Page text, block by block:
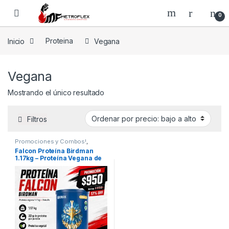
Saltar a la navegación
Saltar al contenido
0
Inicio Proteina Vegana
Vegana
Mostrando el único resultado
Filtros
Promociones y Combos!,
Proteina, Vegana
Falcon Proteína Birdman
1.17kg – Proteína Vegana de